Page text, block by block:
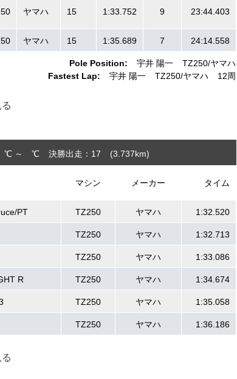
Pole Position: 宇井 陽一 TZ250 ヤマハ
Fastest Lap:
宇井 陽一 TZ250 ヤマハ 12周
ヤマハ 15 1:33.752 9 23:44.403
ヤマハ 15 1:35.689 7 24:14.558
℃ ～ ℃ 決勝出走：17 (3.737km)
マシン メーカー タイム
PT TZ250 ヤマハ 1:32.520
TZ250 ヤマハ 1:32.713
TZ250 ヤマハ 1:33.086
R TZ250 ヤマハ 1:34.674
TZ250 ヤマハ 1:35.058
TZ250 ヤマハ 1:36.186